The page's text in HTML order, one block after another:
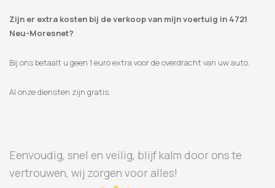
Zijn er extra kosten bij de verkoop van mijn voertuig in 4721
Neu-Moresnet?
Bij ons betaalt u geen 1 euro extra voor de overdracht van uw auto.
Al onze diensten zijn gratis.
Eenvoudig, snel en veilig, blijf kalm door ons te
vertrouwen, wij zorgen voor alles!